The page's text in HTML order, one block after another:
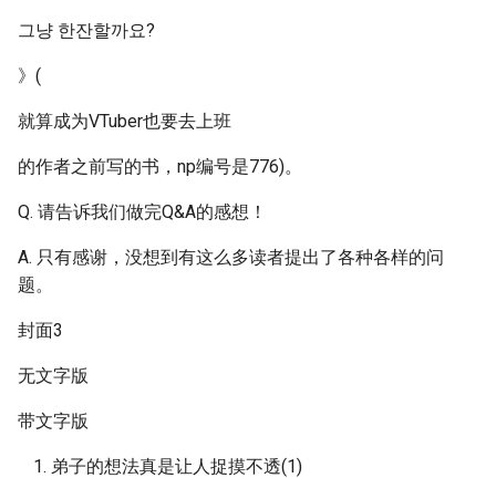
그냥 한잔할까요?
》(
就算成为VTuber也要去上班
的作者之前写的书，np编号是776)。
Q. 请告诉我们做完Q&A的感想！
A. 只有感谢，没想到有这么多读者提出了各种各样的问
题。
封面3
无文字版
带文字版
弟子的想法真是让人捉摸不透(1)